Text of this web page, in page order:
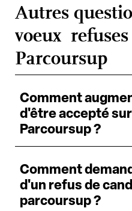
Autres
voeux
Parcoursup
Comment
d'être accepté
Parcoursup ?
Comment
d'un refus de
parcoursup ?